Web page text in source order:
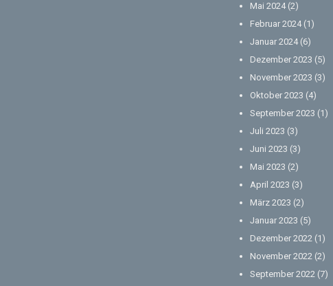
Mai 2024(2)
Februar 2024(1)
Januar 2024(6)
Dezember 2023 (5)
November 2023 (3)
Oktober 2023 (4)
September 2023 (1)
Juli 2023 (3)
Juni 2023 (3)
Mai 2023 (2)
April 2023 (3)
März 2023 (2)
Januar 2023 (5)
Dezember 2022 (1)
November 2022 (2)
September 2022 (7)